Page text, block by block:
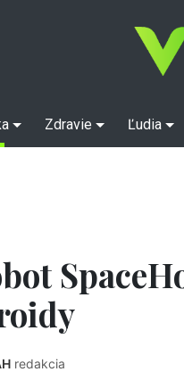
Zdravie Ľudia
redakcia